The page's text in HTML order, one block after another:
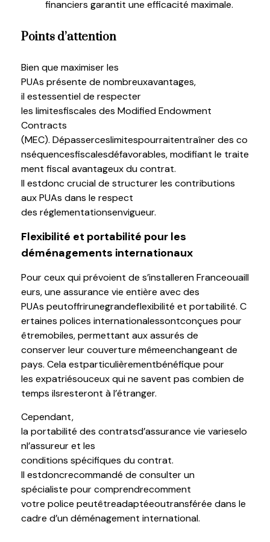
financiers garantit une efficacité maximale.
Points d’attention
Bienque maximiser les
PUAs présente de nombreuxavantages,
ilestessentielde respecter
les limitesfiscales des Modified Endowment
Contracts
(MEC). Dépasserceslimitespourraitentraînerdes co
nséquencesfiscalesdéfavorables,modifiant le traite
ment fiscalavantageuxducontrat.
Ilestdonccrucial de structurer les contributions
aux PUAs dans le respect
des réglementationsenvigueur.
Flexibilité et portabilité pour les
déménagements internationaux
Pourceuxquiprévoient de s’installerenFranceouaill
eurs,une assurance vie entière avec des
PUAs peutoffrirunegrandeflexibilité et portabilité. C
ertaines polices internationalessontconçues pour
êtremobiles,permettant auxassurés de
conserverleurcouverture mêmeenchangeant de
pays. Celaestparticulièrementbénéfique pour
les expatriésouceuxqui ne savent pas combiende
temps ilsresteront àl’étranger.
Cependant,
laportabilité des contratsd’assurance vie varieselo
nl’assureuret les
conditions spécifiques ducontrat.
Ilestdoncrecommandé de consulter un
spécialiste pourcomprendrecomment
votre police peutêtreadaptéeoutransférée dans le
cadre d’undéménagement international.